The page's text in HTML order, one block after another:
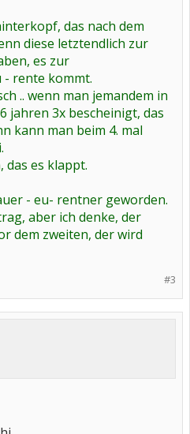
das nach dem
diese letztendlich zur
es zur
rente kommt.
.. wenn man jemandem in
jahren 3x bescheinigt, das
kann man beim 4. mal
das es klappt.
- eu- rentner geworden.
aber ich denke, der
dem zweiten, der wird
#3